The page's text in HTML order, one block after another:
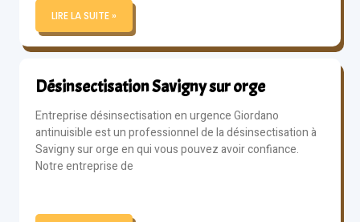
LIRE LA SUITE »
Désinsectisation Savigny sur orge
Entreprise désinsectisation en urgence Giordano
antinuisible est un professionnel de la désinsectisation à
Savigny sur orge en qui vous pouvez avoir confiance.
Notre entreprise de